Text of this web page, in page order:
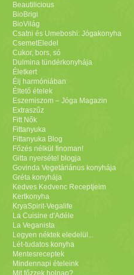
Beautilicious
BioBrigi
BioVilág
Csatni és Umeboshi: Jógakonyha
CsemetEledel
Cukor, bors, só
Dulmina tündérkonyhája
Életkert
Élj harmóniában
Éltető ételek
Eszemiszom – Jóga Magazin
Extraszűz
Fitt Nők
Fittanyuka
Fittanyuka Blog
Főzés nélkül finoman!
Gitta nyersétel blogja
Govinda Vegetáriánus konyhája
Gréta konyhája
Kedves Kedvenc Receptjeim
Kertkonyha
KryaSpirit-Vegalife
La Cuisine d'Adéle
La Veganista
Legyen néktek eledelül...
Lét-tudatos konyha
Mentesreceptek
Mindennapi ételeink
Mit főzzek holnap?